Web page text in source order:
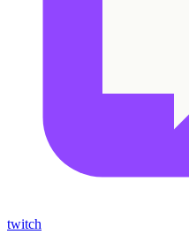
twitch